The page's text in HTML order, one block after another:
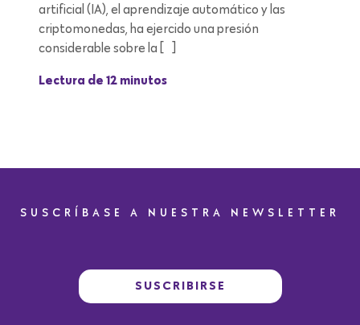
artificial (IA), el aprendizaje automático y las
criptomonedas, ha ejercido una presión
considerable sobre la […]
Lectura de 12 minutos
SUSCRÍBASE A NUESTRA NEWSLETTER
SUSCRIBIRSE